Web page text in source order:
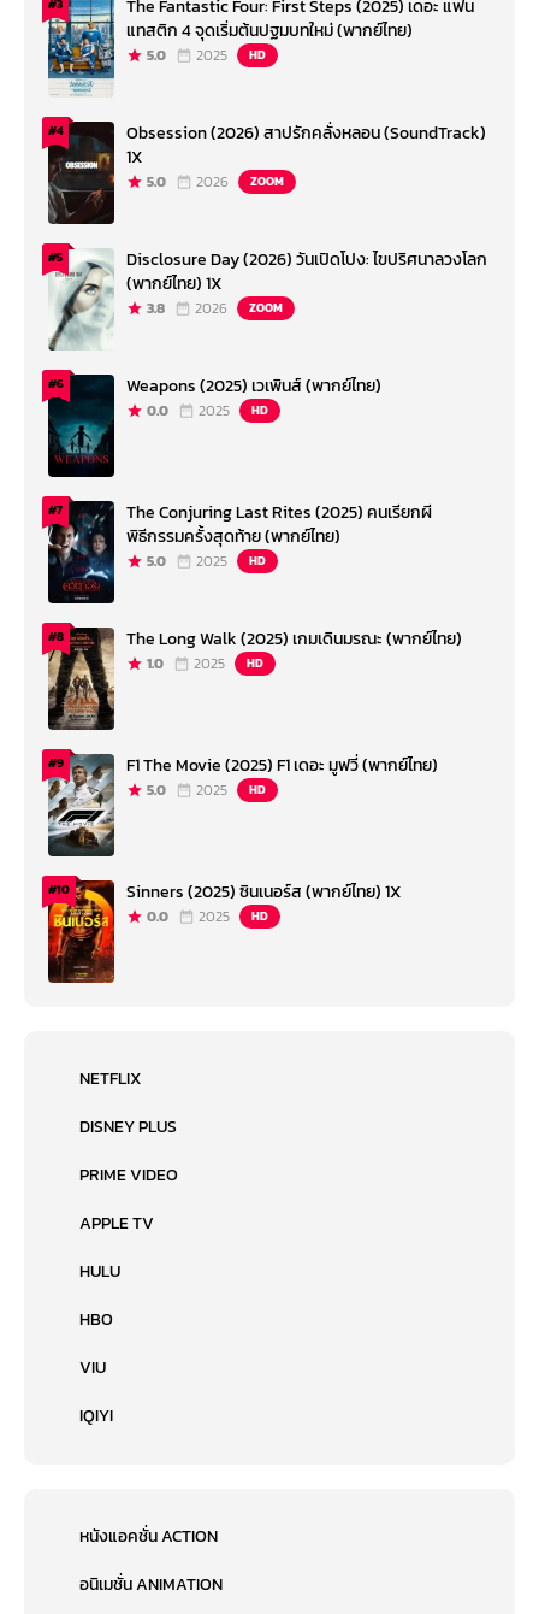
#3
The Fantastic Four: First Steps (2025) เดอะ แฟน
แทสติก 4 จุดเริ่มต้นปฐมบทใหม่ (พากย์ไทย)
5.0 2025 HD
#4
Obsession (2026) สาปรักคลั่งหลอน (SoundTrack)
1X
5.0 2026 ZOOM
#5
Disclosure Day (2026) วันเปิดโปง: ไขปริศนาลวงโลก
(พากย์ไทย) 1X
3.8 2026 ZOOM
#6 Weapons (2025) เวเพินส์ (พากย์ไทย)
0.0 2025 HD
#7
The Conjuring Last Rites (2025) คนเรียกผี
พิธีกรรมครั้งสุดท้าย (พากย์ไทย)
5.0 2025 HD
#8 The Long Walk (2025) เกมเดินมรณะ (พากย์ไทย)
1.0 2025 HD
#9 F1 The Movie (2025) F1 เดอะ มูฟวี่ (พากย์ไทย)
5.0 2025 HD
#10 Sinners (2025) ซินเนอร์ส (พากย์ไทย) 1X
0.0 2025 HD
NETFLIX
DISNEY PLUS
PRIME VIDEO
APPLE TV
HULU
HBO
VIU
IQIYI
หนังแอคชั่น ACTION
อนิเมชั่น ANIMATION